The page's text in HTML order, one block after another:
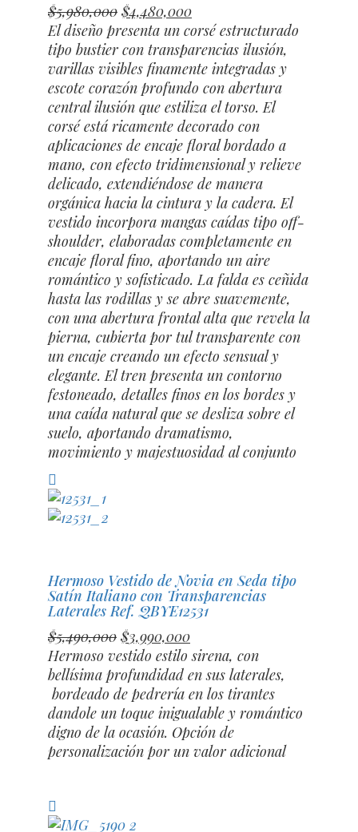
$5,980,000 El
precio
original
era:
$5,980,000.
$4,480,000El
precio
actual
es:
$4,480,000.
El diseño presenta un corsé estructurado
tipo bustier con transparencias ilusión,
varillas visibles finamente integradas y
escote corazón profundo con abertura
central ilusión que estiliza el torso. El
corsé está ricamente decorado con
aplicaciones de encaje floral bordado a
mano, con efecto tridimensional y relieve
delicado, extendiéndose de manera
orgánica hacia la cintura y la cadera. El
vestido incorpora mangas caídas tipo off-
shoulder, elaboradas completamente en
encaje floral fino, aportando un aire
romántico y sofisticado. La falda es ceñida
hasta las rodillas y se abre suavemente,
con una abertura frontal alta que revela la
pierna, cubierta por tul transparente con
un encaje creando un efecto sensual y
elegante. El tren presenta un contorno
festoneado, detalles finos en los bordes y
una caída natural que se desliza sobre el
suelo, aportando dramatismo,
movimiento y majestuosidad al conjunto
Hermoso Vestido de Novia en Seda tipo
Satín Italiano con Transparencias
Laterales Ref. QBYE12531
$5,490,000 El
precio
original
era:
$5,490,000.
$3,990,000El
precio
actual
es:
$3,990,000.
Hermoso vestido estilo sirena, con
bellísima profundidad en sus laterales,
bordeado de pedrería en los tirantes
dandole un toque inigualable y romántico
digno de la ocasión. Opción de
personalización por un valor adicional